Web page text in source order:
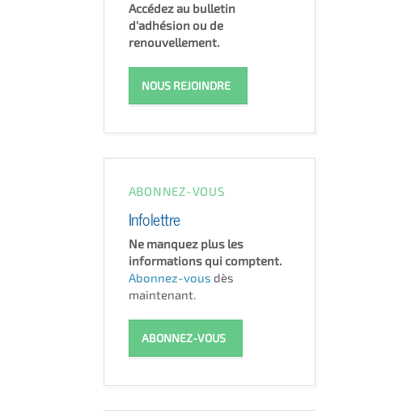
Accédez au bulletin
d'adhésion ou de
renouvellement.
NOUS REJOINDRE
ABONNEZ-VOUS
Infolettre
Ne manquez plus les
informations qui comptent.
Abonnez-vous dès
maintenant.
ABONNEZ-VOUS